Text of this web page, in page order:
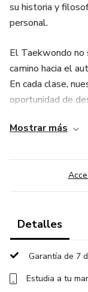
su historia y
personal.
El Taekwondo no
camino hacia el
En cada clase,
oportunidad de
divertido y seguro.
A lo largo de seis
aspectos del
corporal correcta
estará llena de
significativo.
experiencia
Mostrar más
Detalles
Garantía de 7
Estudia a tu